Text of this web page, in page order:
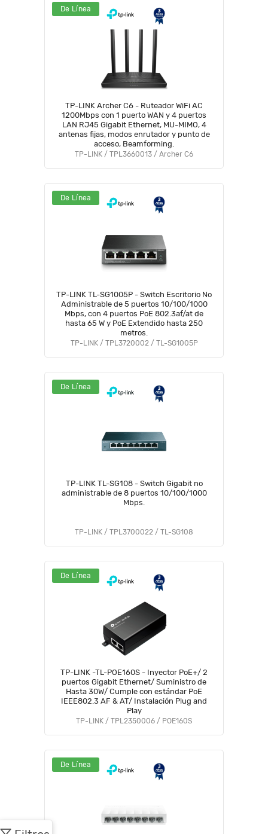
De Línea
TP-LINK Archer C6 - Ruteador WiFi AC
1200Mbps con 1 puerto WAN y 4 puertos
LAN RJ45 Gigabit Ethernet, MU-MIMO, 4
antenas fijas, modos enrutador y punto de
acceso, Beamforming.
TP-LINK / TPL3660013 / Archer C6
De Línea
TP-LINK TL-SG1005P - Switch Escritorio No
Administrable de 5 puertos 10/100/1000
Mbps, con 4 puertos PoE 802.3af/at de
hasta 65 W y PoE Extendido hasta 250
metros.
TP-LINK / TPL3720002 / TL-SG1005P
De Línea
TP-LINK TL-SG108 - Switch Gigabit no
administrable de 8 puertos 10/100/1000
Mbps.
TP-LINK / TPL3700022 / TL-SG108
De Línea
TP-LINK -TL-POE160S - Inyector PoE+/ 2
puertos Gigabit Ethernet/ Suministro de
Hasta 30W/ Cumple con estándar PoE
IEEE802.3 AF & AT/ Instalación Plug and
Play
TP-LINK / TPL2350006 / POE160S
De Línea